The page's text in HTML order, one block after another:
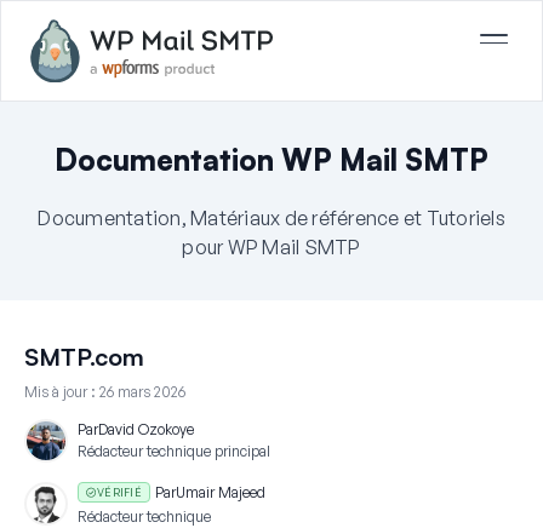
Documentation WP Mail SMTP
Documentation, Matériaux de référence et Tutoriels
pour WP Mail SMTP
SMTP.com
Mis à jour : 26 mars 2026
ParDavid Ozokoye
Rédacteur technique principal
VÉRIFIÉ ParUmair Majeed
Rédacteur technique